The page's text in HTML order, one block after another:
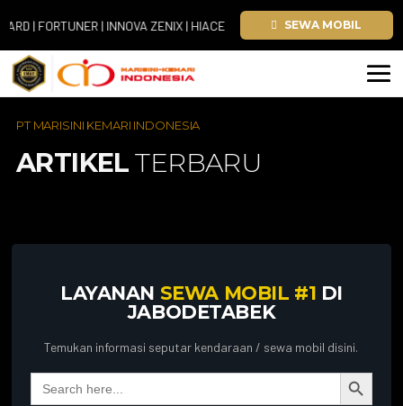
| FORTUNER | INNOVA ZENIX | HIACE SEWA MOBIL
PT MARISINI KEMARI INDONESIA
ARTIKEL TERBARU
LAYANAN SEWA MOBIL #1 DI
JABODETABEK
Temukan informasi seputar kendaraan / sewa mobil disini.
Search
for:
Search Button